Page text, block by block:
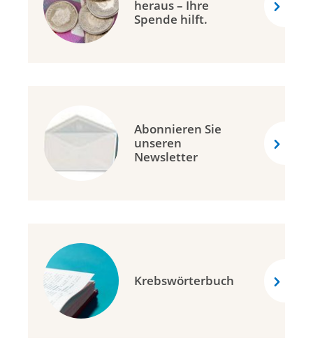
heraus – Ihre
Spende hilft.
Abonnieren Sie
unseren
Newsletter
Krebswörterbuch